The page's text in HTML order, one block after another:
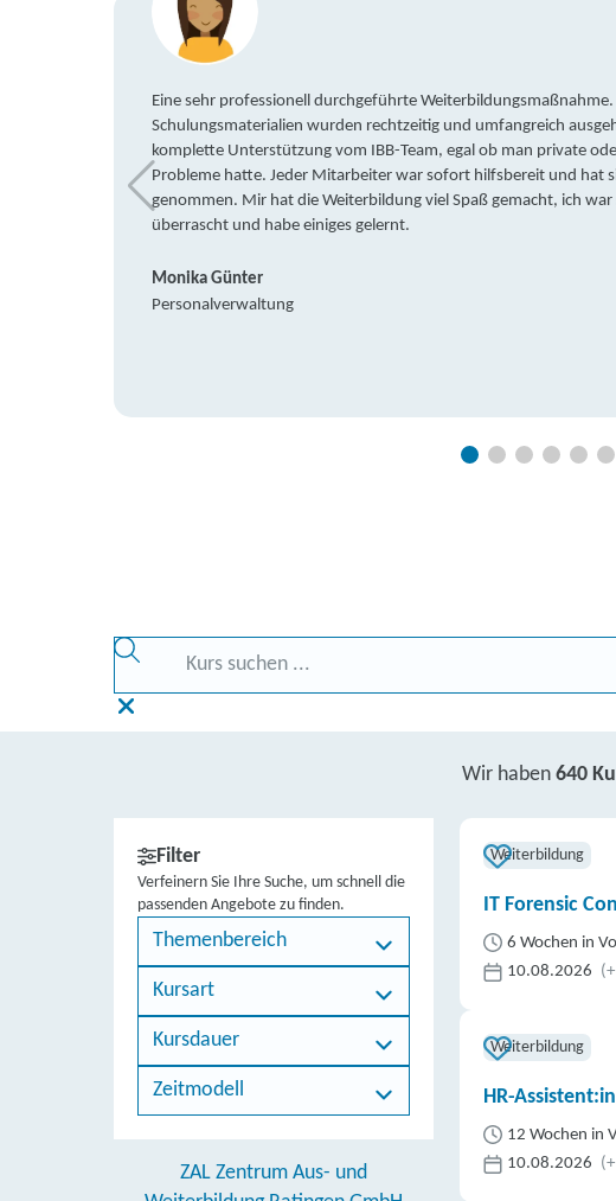
Eine sehr professionell durchgeführte Weiterbildungsmaßnahme.
Schulungsmaterialien wurden rechtzeitig und umfangreich
komplette Unterstützung vom IBB-Team, egal ob man private
Probleme hatte. Jeder Mitarbeiter war sofort hilfsbereit und hat
genommen. Mir hat die Weiterbildung viel Spaß gemacht, ich
überrascht und habe einiges gelernt.
Monika Günter
Personalverwaltung
Wir haben 640
Filter
Verfeinern Sie Ihre Suche, um schnell die
passenden Angebote zu finden.
Themenbereich
Kursart
Kursdauer
Zeitmodell
ZAL Zentrum Aus- und
Weiterbildung
IT Forensic
6 Wochen in
10.08.2026
Weiterbildung
HR-Assistent:in
12 Wochen in
10.08.2026